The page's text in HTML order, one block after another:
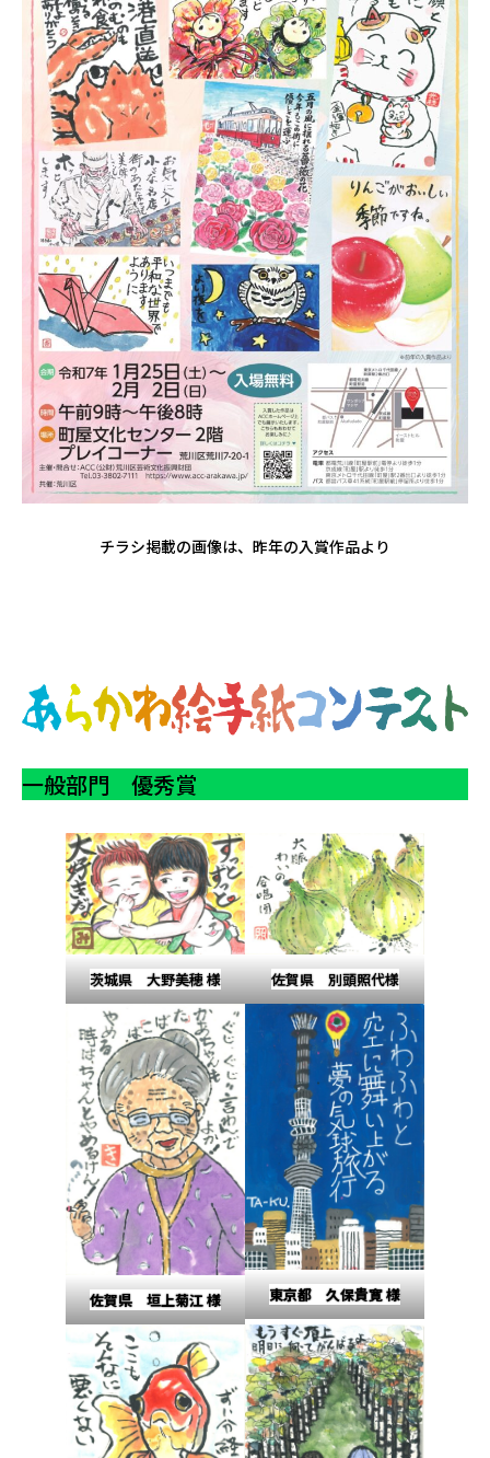
チラシ掲載の画像は、昨年の入賞作品より
一般部門 優秀賞
茨城県 大野美穂 様 佐賀県 別頭照代様
佐賀県 垣上菊江 様 東京都 久保貴寛 様